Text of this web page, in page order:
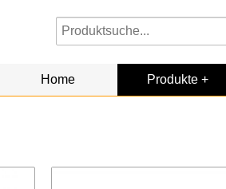
Home Produkte